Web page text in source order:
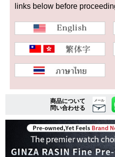
複数条件で商
詳細検索
ご利用
links below before
商品について
問い合わせる
メール